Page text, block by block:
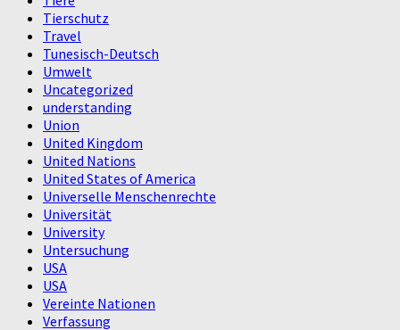
Tierschutz
Travel
Tunesisch-Deutsch
Umwelt
Uncategorized
understanding
Union
United Kingdom
United Nations
United States of America
Universelle Menschenrechte
Universität
University
Untersuchung
USA
USA
Vereinte Nationen
Verfassung